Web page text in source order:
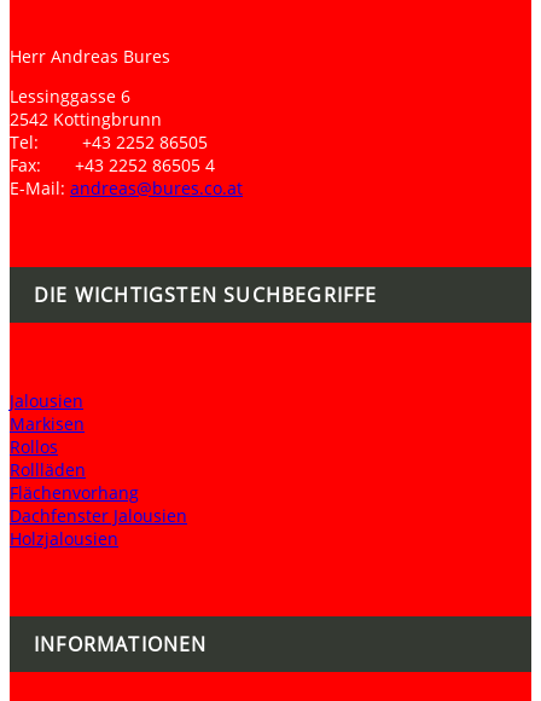
Herr Andreas Bures
Lessinggasse 6
2542 Kottingbrunn
Tel: +43 2252 86505
Fax: +43 2252 86505 4
E-Mail: andreas@bures.co.at
DIE WICHTIGSTEN SUCHBEGRIFFE
Jalousien
Markisen
Rollos
Rollläden
Flächenvorhang
Dachfenster Jalousien
Holzjalousien
INFORMATIONEN